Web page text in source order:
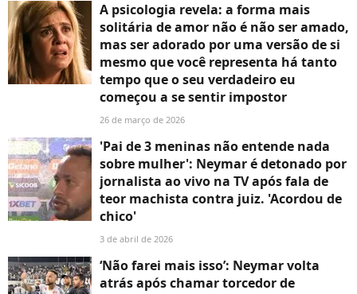
A psicologia revela: a forma mais
solitária de amor não é não ser amado,
mas ser adorado por uma versão de si
mesmo que você representa há tanto
tempo que o seu verdadeiro eu
começou a se sentir impostor
26 de março de 2026
'Pai de 3 meninas não entende nada
sobre mulher': Neymar é detonado por
jornalista ao vivo na TV após fala de
teor machista contra juiz. 'Acordou de
chico'
3 de abril de 2026
‘Não farei mais isso’: Neymar volta
atrás após chamar torcedor de